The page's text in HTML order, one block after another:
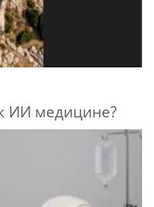
ИИ медицине?